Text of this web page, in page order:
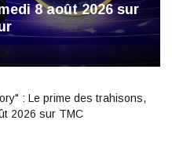
8 août 2026 sur
: Le prime des trahisons,
2026 sur TMC